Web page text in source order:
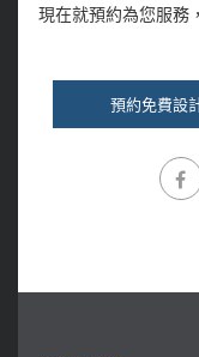
現在就預約為您服務
預約免費設